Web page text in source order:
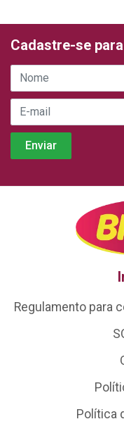
Cadastre-se
Regulamento para
Política